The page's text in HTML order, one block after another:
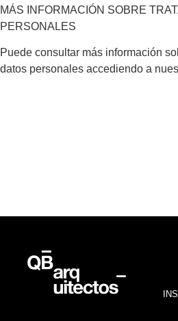
MÁS INFORMACIÓN SOBRE
PERSONALES
Puede consultar más información
datos personales accediendo a